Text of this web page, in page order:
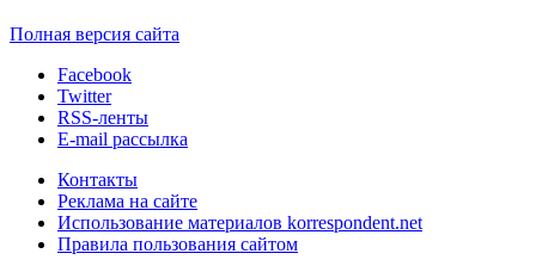
Полная версия сайта
Facebook
Twitter
RSS-ленты
E-mail рассылка
Контакты
Реклама на сайте
Использование материалов korrespondent.net
Правила пользования сайтом